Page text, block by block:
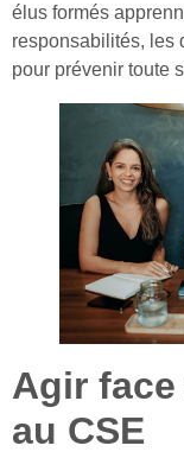
élus formés
responsabilités, les
pour prévenir toute
Agir
au CSE